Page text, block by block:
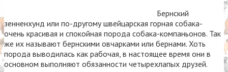
Бернский
зенненхунд или по-другому швейцарская горная собака-
очень красивая и спокойная порода собака-компаньонов. Так
же их называют бернскими овчарками или бернами. Хоть
порода выводилась как рабочая, в настоящее время они в
основном выполняют обязанности четырехлапых друзей.